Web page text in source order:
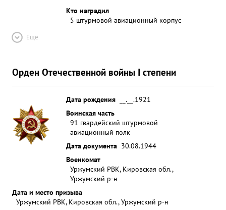
Кто наградил
5 штурмовой авиационный корпус
Ещё
Орден Отечественной войны I степени
Дата рождения
__.__.1921
Воинская часть
91 гвардейский штурмовой
авиационный полк
Дата документа 30.08.1944
Военкомат
Уржумский РВК, Кировская обл.,
Уржумский р-н
Дата и место призыва
Уржумский РВК, Кировская обл., Уржумский р-н